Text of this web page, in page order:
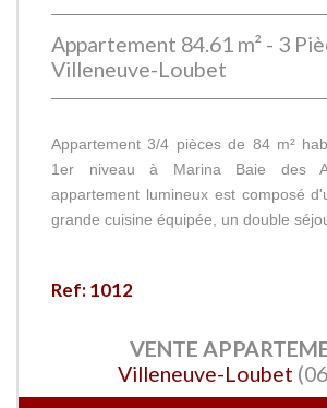
Appartement 84.61 m² - 3
Villeneuve-Loubet
Appartement 3/4 pièces de 84 m²
1er niveau à Marina Baie des
appartement lumineux est composé
grande cuisine équipée, un double
Ref: 1012
VENTE
Villeneuve-Loubet